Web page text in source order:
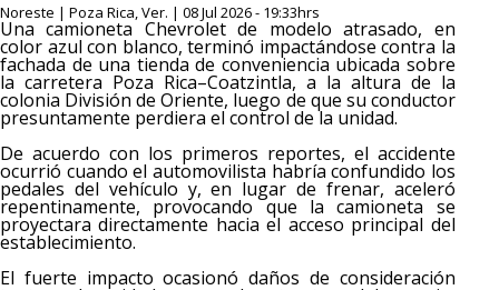
Noreste | Poza Rica, Ver. | 08 Jul 2026 - 19:33hrs
Una camioneta Chevrolet de modelo atrasado, en
color azul con blanco, terminó impactándose contra la
fachada de una tienda de conveniencia ubicada sobre
la carretera Poza Rica–Coatzintla, a la altura de la
colonia División de Oriente, luego de que su conductor
presuntamente perdiera el control de la unidad.
De acuerdo con los primeros reportes, el accidente
ocurrió cuando el automovilista habría confundido los
pedales del vehículo y, en lugar de frenar, aceleró
repentinamente, provocando que la camioneta se
proyectara directamente hacia el acceso principal del
establecimiento.
El fuerte impacto ocasionó daños de consideración